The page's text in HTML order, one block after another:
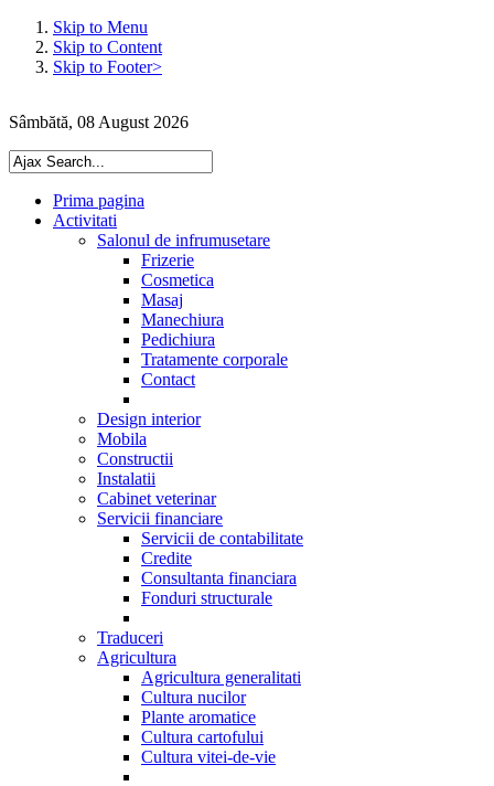
Skip to Menu
Skip to Content
Skip to Footer>
Sâmbătă, 08 August 2026
Prima pagina
Activitati
Salonul de infrumusetare
Frizerie
Cosmetica
Masaj
Manechiura
Pedichiura
Tratamente corporale
Contact
Design interior
Mobila
Constructii
Instalatii
Cabinet veterinar
Servicii financiare
Servicii de contabilitate
Credite
Consultanta financiara
Fonduri structurale
Traduceri
Agricultura
Agricultura generalitati
Cultura nucilor
Plante aromatice
Cultura cartofului
Cultura vitei-de-vie